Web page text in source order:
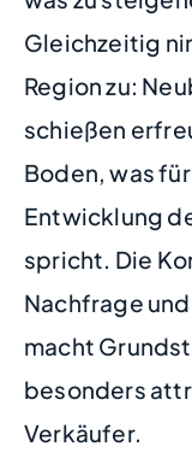
Gleichzeitig
Region zu:
schießen
Boden, was
Entwicklung
spricht. Die
Nachfrage
macht
besonders
Verkäufer.